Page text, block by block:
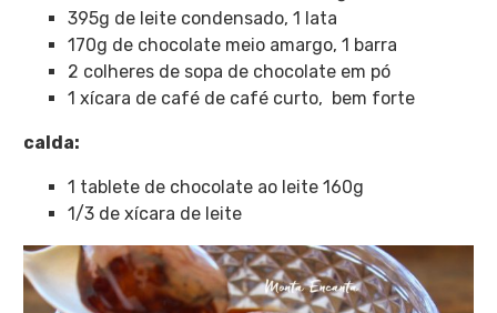
395g de leite condensado, 1 lata
170g de chocolate meio amargo, 1 barra
2 colheres de sopa de chocolate em pó
1 xícara de café de café curto, bem forte
calda:
1 tablete de chocolate ao leite 160g
1/3 de xícara de leite